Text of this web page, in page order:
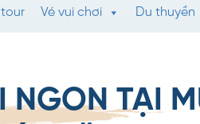
Vé vui chơi Du thuyền
TẠI